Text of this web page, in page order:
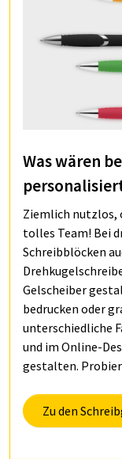
Was wären
Ziemlich nutzlos,
tolles Team! Bei
Schreibblöcken
Gelscheiber
bedrucken oder
unterschiedliche
und im Online-
gestalten.
Zu den